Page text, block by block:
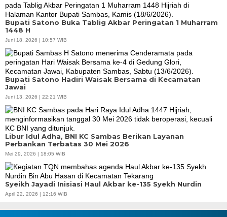
Bupati Satono Buka Tablig Akbar Peringatan 1 Muharram
1448 H
Juni 18, 2026 | 10:57 WIB
Bupati Satono Hadiri Waisak Bersama di Kecamatan
Jawai
Juni 13, 2026 | 22:21 WIB
Libur Idul Adha, BNI KC Sambas Berikan Layanan
Perbankan Terbatas 30 Mei 2026
Mei 29, 2026 | 18:05 WIB
Syeikh Jayadi Inisiasi Haul Akbar ke-135 Syekh Nurdin
April 22, 2026 | 12:16 WIB